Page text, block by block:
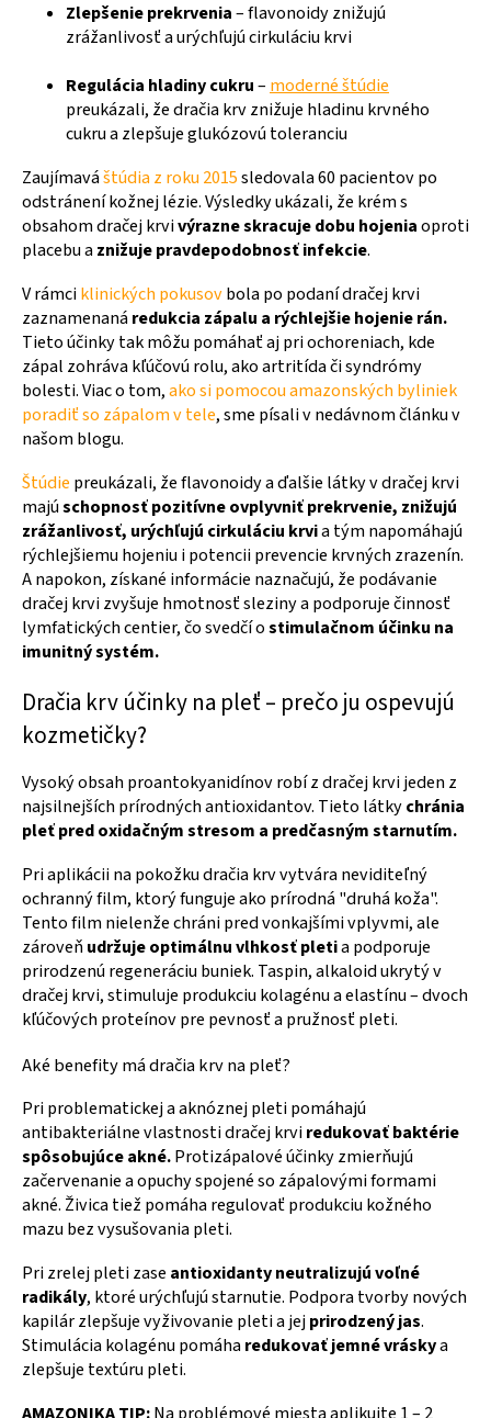
Zlepšenie prekrvenia– flavonoidy znižujú
zrážanlivosť a urýchľujú cirkuláciu krvi
Regulácia hladiny cukru– moderné štúdie
preukázali, že dračia krv znižuje hladinu krvného
cukru a zlepšuje glukózovú toleranciu
Zaujímaváštúdia z roku 2015sledovala 60 pacientov po
odstránení kožnej lézie. Výsledky ukázali, že krém s
obsahom dračej krvivýrazne skracuje dobu hojeniaoproti
placebu aznižuje pravdepodobnosť infekcie.
V rámciklinických pokusovbola po podaní dračej krvi
zaznamenanáredukcia zápalu a rýchlejšie hojenie rán.
Tieto účinky tak môžu pomáhať aj pri ochoreniach, kde
zápal zohráva kľúčovú rolu, ako artritída či syndrómy
bolesti. Viac o tom,ako si pomocou amazonských byliniek
poradiť so zápalom v tele, sme písali v nedávnom článku v
našom blogu.
Štúdie preukázali, že flavonoidy a ďalšie látky v dračej krvi
majúschopnosť pozitívne ovplyvniť prekrvenie, znižujú
zrážanlivosť, urýchľujú cirkuláciu krvia tým napomáhajú
rýchlejšiemu hojeniu i potencii prevencie krvných zrazenín.
A napokon, získané informácie naznačujú, že podávanie
dračej krvi zvyšuje hmotnosť sleziny a podporuje činnosť
lymfatických centier, čo svedčí ostimulačnom účinku na
imunitný systém.
Dračia krv účinky na pleť – prečo ju ospevujú
kozmetičky?
Vysoký obsah proantokyanidínov robí z dračej krvi jeden z
najsilnejších prírodných antioxidantov. Tieto látkychránia
pleť pred oxidačným stresom a predčasným starnutím.
Pri aplikácii na pokožku dračia krv vytvára neviditeľný
ochranný film, ktorý funguje ako prírodná "druhá koža".
Tento film nielenže chráni pred vonkajšími vplyvmi, ale
zároveňudržuje optimálnu vlhkosť pletia podporuje
prirodzenú regeneráciu buniek. Taspin, alkaloid ukrytý v
dračej krvi, stimuluje produkciu kolagénu a elastínu – dvoch
kľúčových proteínov pre pevnosť a pružnosť pleti.
Aké benefity má dračia krv na pleť?
Pri problematickej a aknóznej pleti pomáhajú
antibakteriálne vlastnosti dračej krviredukovať baktérie
spôsobujúce akné.Protizápalové účinky zmierňujú
začervenanie a opuchy spojené so zápalovými formami
akné. Živica tiež pomáha regulovať produkciu kožného
mazu bez vysušovania pleti.
Pri zrelej pleti zase antioxidanty neutralizujú voľné
radikály, ktoré urýchľujú starnutie. Podpora tvorby nových
kapilár zlepšuje vyživovanie pleti a jejprirodzený jas.
Stimulácia kolagénu pomáharedukovať jemné vráskya
zlepšuje textúru pleti.